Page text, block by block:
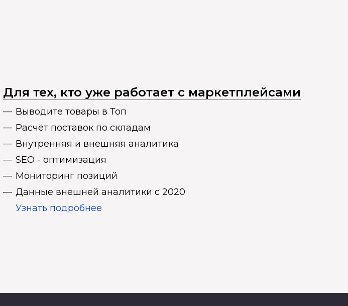
Для тех, кто уже работает с маркетплейсами
Выводите товары в Топ
Расчёт поставок по складам
Внутренняя и внешняя аналитика
SEO - оптимизация
Мониторинг позиций
Данные внешней аналитики с 2020
Узнать подробнее